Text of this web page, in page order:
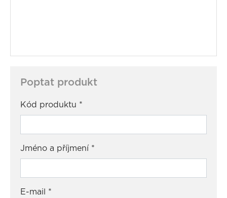
Poptat produkt
Kód produktu *
Jméno a příjmení *
E-mail *